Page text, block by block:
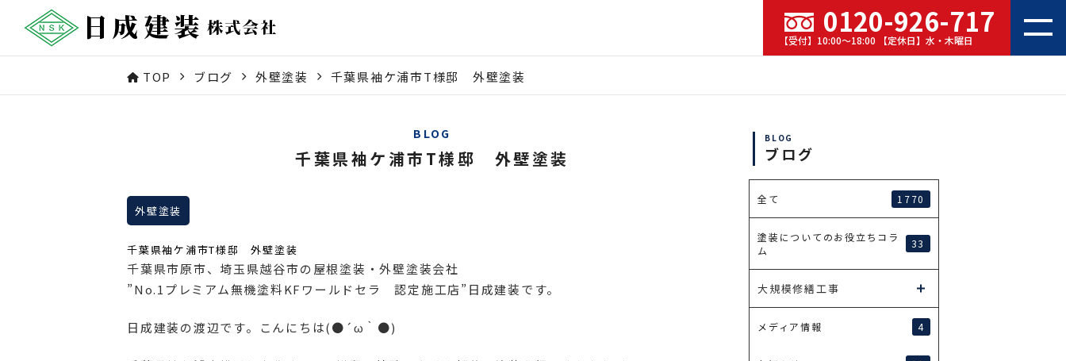
0120-926-717
【受付】10:00～18:00 【定休日】水・木曜日
TOP ブログ 外壁塗装 千葉県袖ケ浦市T様邸 外壁塗装
BLOG
千葉県袖ケ浦市T様邸 外壁塗装
外壁塗装
千葉県袖ケ浦市T様邸 外壁塗装
千葉県市原市、埼玉県越谷市の屋根塗装・外壁塗装会社
”No.1プレミアム無機塗料KFワールドセラ 認定施工店”日成建装です。
日成建装の渡辺です。こんにちは(●´ω｀●)
BLOG
ブログ
全て 1770
塗装についてのお役立ちコラ
ム
33
大規模修繕工事
メディア情報 4